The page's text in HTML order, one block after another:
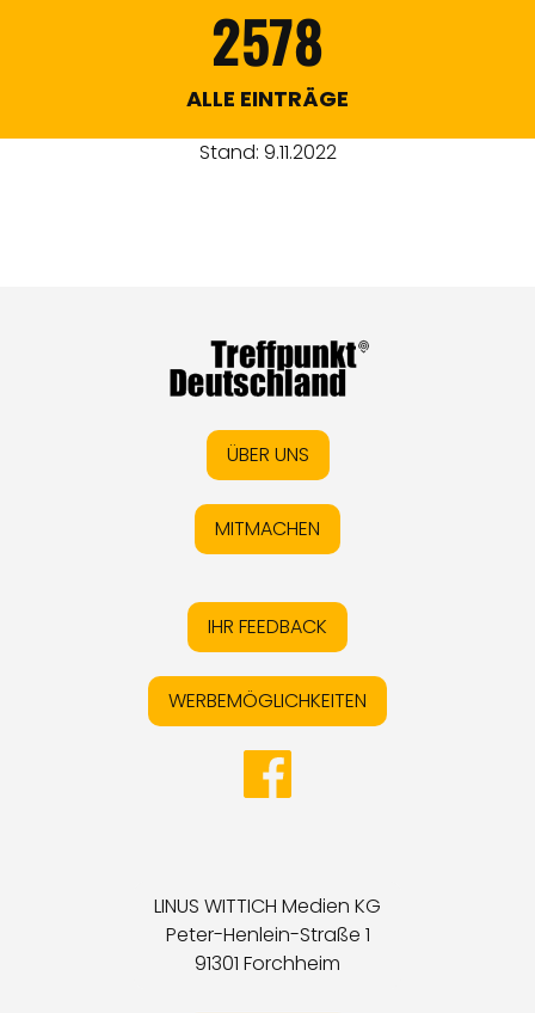
2578
ALLE EINTRÄGE
Stand: 9.11.2022
ÜBER UNS
MITMACHEN
IHR FEEDBACK
WERBEMÖGLICHKEITEN
LINUS WITTICH Medien KG
Peter-Henlein-Straße 1
91301 Forchheim